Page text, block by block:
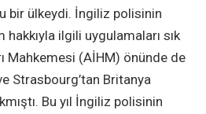
bir ülkeydi. İngiliz polisinin
ilgili uygulamaları sık
Mahkemesi (AİHM) önünde de
Strasbourg’tan Britanya
Bu yıl İngiliz polisinin